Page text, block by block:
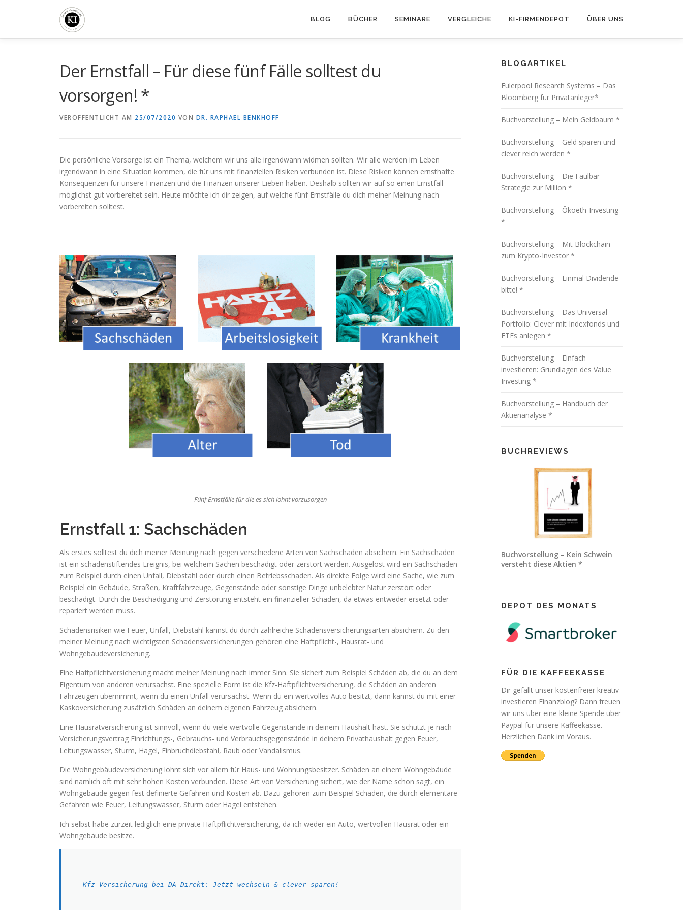
BLOG BÜCHER SEMINARE VERGLEICHE KI-FIRMENDEPOT ÜBER UNS
Der Ernstfall – Für diese fünf Fälle solltest du
vorsorgen! *
VERÖFFENTLICHT AM 25/07/2020 VON DR. RAPHAEL BENKHOFF
Die persönliche Vorsorge ist ein Thema, welchem wir uns alle irgendwann widmen sollten. Wir alle werden im Leben
irgendwann in eine Situation kommen, die für uns mit finanziellen Risiken verbunden ist. Diese Risiken können ernsthafte
Konsequenzen für unsere Finanzen und die Finanzen unserer Lieben haben. Deshalb sollten wir auf so einen Ernstfall
möglichst gut vorbereitet sein. Heute möchte ich dir zeigen, auf welche fünf Ernstfälle du dich meiner Meinung nach
vorbereiten solltest.
Fünf Ernstfälle für die es sich lohnt vorzusorgen
Ernstfall 1: Sachschäden
Als erstes solltest du dich meiner Meinung nach gegen verschiedene Arten von Sachschäden absichern. Ein Sachschaden
ist ein schadenstiftendes Ereignis, bei welchem Sachen beschädigt oder zerstört werden. Ausgelöst wird ein Sachschaden
zum Beispiel durch einen Unfall, Diebstahl oder durch einen Betriebsschaden. Als direkte Folge wird eine Sache, wie zum
Beispiel ein Gebäude, Straßen, Kraftfahrzeuge, Gegenstände oder sonstige Dinge unbelebter Natur zerstört oder
beschädigt. Durch die Beschädigung und Zerstörung entsteht ein finanzieller Schaden, da etwas entweder ersetzt oder
repariert werden muss.
Schadensrisiken wie Feuer, Unfall, Diebstahl kannst du durch zahlreiche Schadensversicherungsarten absichern. Zu den
meiner Meinung nach wichtigsten Schadensversicherungen gehören eine Haftpflicht-, Hausrat- und
Wohngebäudeversicherung.
Eine Haftpflichtversicherung macht meiner Meinung nach immer Sinn. Sie sichert zum Beispiel Schäden ab, die du an dem
Eigentum von anderen verursachst. Eine spezielle Form ist die Kfz-Haftpflichtversicherung, die Schäden an anderen
Fahrzeugen übernimmt, wenn du einen Unfall verursachst. Wenn du ein wertvolles Auto besitzt, dann kannst du mit einer
Kaskoversicherung zusätzlich Schäden an deinem eigenen Fahrzeug absichern.
Eine Hausratversicherung ist sinnvoll, wenn du viele wertvolle Gegenstände in deinem Haushalt hast. Sie schützt je nach
Versicherungsvertrag Einrichtungs-, Gebrauchs- und Verbrauchsgegenstände in deinem Privathaushalt gegen Feuer,
Leitungswasser, Sturm, Hagel, Einbruchdiebstahl, Raub oder Vandalismus.
Die Wohngebäudeversicherung lohnt sich vor allem für Haus- und Wohnungsbesitzer. Schäden an einem Wohngebäude
sind nämlich oft mit sehr hohen Kosten verbunden. Diese Art von Versicherung sichert, wie der Name schon sagt, ein
Wohngebäude gegen fest definierte Gefahren und Kosten ab. Dazu gehören zum Beispiel Schäden, die durch elementare
Gefahren wie Feuer, Leitungswasser, Sturm oder Hagel entstehen.
Ich selbst habe zurzeit lediglich eine private Haftpflichtversicherung, da ich weder ein Auto, wertvollen Hausrat oder ein
Wohngebäude besitze.
Kfz-Versicherung bei DA Direkt: Jetzt wechseln & clever sparen!
BLOGARTIKEL
Eulerpool Research Systems – Das
Bloomberg für Privatanleger*
Buchvorstellung – Mein Geldbaum *
Buchvorstellung – Geld sparen und
clever reich werden *
Buchvorstellung – Die Faulbär-
Strategie zur Million *
Buchvorstellung – Ökoeth-Investing
*
Buchvorstellung – Mit Blockchain
zum Krypto-Investor *
Buchvorstellung – Einmal Dividende
bitte! *
Buchvorstellung – Das Universal
Portfolio: Clever mit Indexfonds und
ETFs anlegen *
Buchvorstellung – Einfach
investieren: Grundlagen des Value
Investing *
Buchvorstellung – Handbuch der
Aktienanalyse *
BUCHREVIEWS
Buchvorstellung – Kein Schwein
versteht diese Aktien *
DEPOT DES MONATS
FÜR DIE KAFFEEKASSE
Dir gefällt unser kostenfreier kreativ-
investieren Finanzblog? Dann freuen
wir uns über eine kleine Spende über
Paypal für unsere Kaffeekasse.
Herzlichen Dank im Voraus.